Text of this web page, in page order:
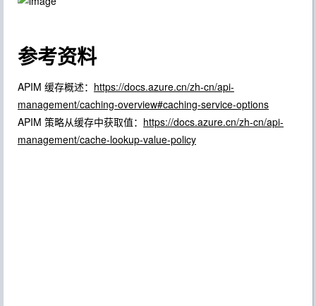
参考资料
APIM 缓存概述： https://docs.azure.cn/zh-cn/api-
management/caching-overview#caching-service-options
APIM 策略从缓存中获取值： https://docs.azure.cn/zh-cn/api-
management/cache-lookup-value-policy